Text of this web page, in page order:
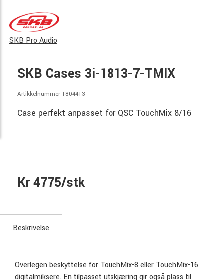
SKB Pro Audio
SKB Cases 3i-1813-7-TMIX
Artikkelnummer 1804413
Case perfekt anpasset for QSC TouchMix 8/16
Kr 4775/stk
Beskrivelse
Overlegen beskyttelse for TouchMix-8 eller TouchMix-16
digitalmiksere. En tilpasset utskjæring gir også plass til